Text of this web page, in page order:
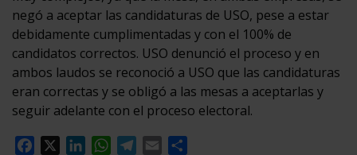
negó a aceptar las candidaturas de USO, pese a estar
debidamente cumplimentadas y con el 100% de
candidatos correctos. USO denunció el proceso y en
ambos laudos se reconoció a USO que las candidaturas
eran correctas y se obligó a las mesas a aceptarlas y
seguir adelante con el proceso electoral.
Facebook
LinkedInWhatsApp
Telegram
Email